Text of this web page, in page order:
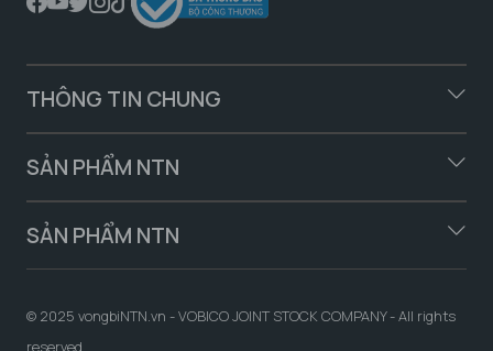
THÔNG TIN CHUNG
SẢN PHẨM NTN
SẢN PHẨM NTN
© 2025 vongbiNTN.vn - VOBICO JOINT STOCK COMPANY - All rights
reserved